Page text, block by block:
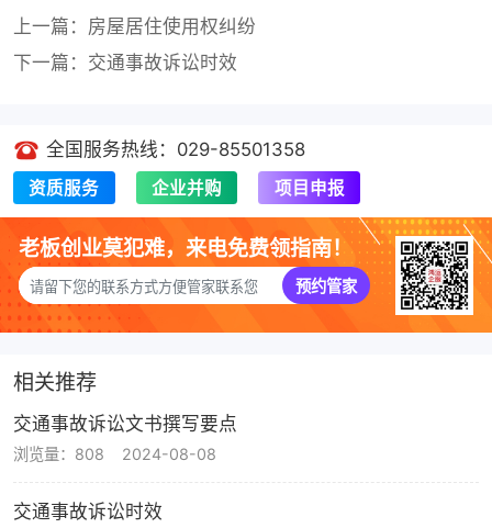
上一篇：房屋居住使用权纠纷
下一篇：交通事故诉讼时效
全国服务热线：029-85501358
资质服务 企业并购 项目申报
老板创业莫犯难，来电免费领指南！
预约管家
相关推荐
交通事故诉讼文书撰写要点
浏览量：808 2024-08-08
交通事故诉讼时效